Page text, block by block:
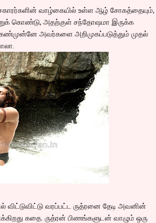
வாழ்கையில் உள்ள ஆழ் சோகத்தையும்,
கொண்டு, அதற்குள் சந்தோஷமா இருக்க
அவர்களை அறிமுகப்படுத்தும் முதல்
விட்டுவிட்டு வரப்பட்ட ருத்ரனை தேடி அவனின்
கதை. ருத்ரன் பிணங்களுடன் வாழும் ஒரு